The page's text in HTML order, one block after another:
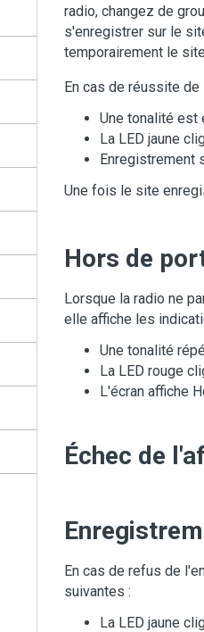
radio, changez de
s'enregistrer sur le
temporairement le
En cas de réussite
Une tonalité est
La LED jaune
Enregistrement
Une fois le site
Hors de
Lorsque la radio ne
elle affiche les
Une tonalité
La LED rouge
L'écran affiche
Échec de
En cas de refus de
suivantes :
La LED jaune